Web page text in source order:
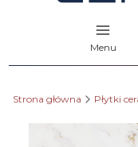
Menu
Strona główna Płytki